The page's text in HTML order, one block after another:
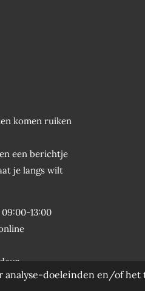
analyse-doeleinden en/of
komen ruiken
een berichtje
je langs wilt
13:00